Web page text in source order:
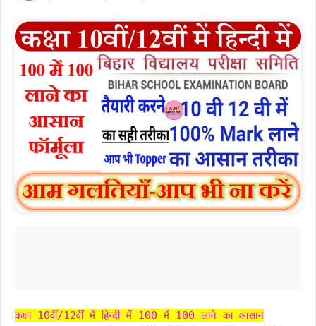
कक्षा 10वीं/12वीं में हिन्दी में 100 में 100 लाने का आसान